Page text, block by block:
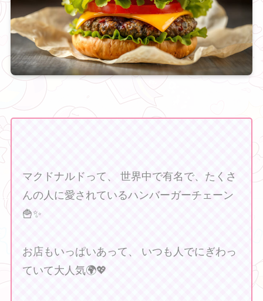
マクドナルドって、 世界中で有名で、たくさ
んの人に愛されているハンバーガーチェーン
🍟✨
お店もいっぱいあって、 いつも人でにぎわっ
ていて大人気🌍💖